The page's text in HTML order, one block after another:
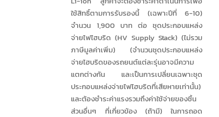
ใช้สิทธิ์ตามการรับรองนี้ (เฉพาะปีที่ 6-10)
จำนวน 1,900 บาท ต่อ ชุดประกอบแหล่ง
จ่ายไฟไฮบริด (HV Supply Stack) (ไม่รวม
ภาษีมูลค่าเพิ่ม) (จำนวนชุดประกอบแหล่ง
จ่ายไฮบริดของรถยนต์แต่ละรุ่นอาจมีความ
แตกต่างกัน และเป็นการเปลี่ยนเฉพาะชุด
ประกอบแหล่งจ่ายไฟไฮบริดที่เสียหายเท่านั้น)
และต้องชำระค่าแรงรวมถึงค่าใช้จ่ายของชิ้น
ส่วนอื่นๆ ที่เกี่ยวข้อง (ถ้ามี) ในการถอด